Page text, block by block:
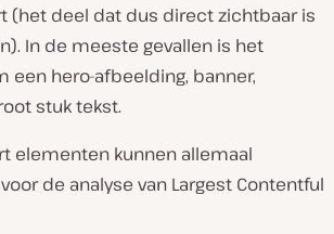
(het deel dat dus direct zichtbaar is
In de meeste gevallen is het
een hero-afbeelding, banner,
stuk tekst.
elementen kunnen allemaal
de analyse van Largest Contentful